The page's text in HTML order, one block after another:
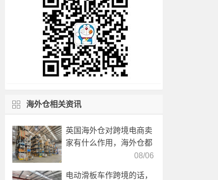
海外仓相关资讯
英国海外仓对跨境电商卖
家有什么作用，海外仓都
08/06
电动滑板车作跨境的话，